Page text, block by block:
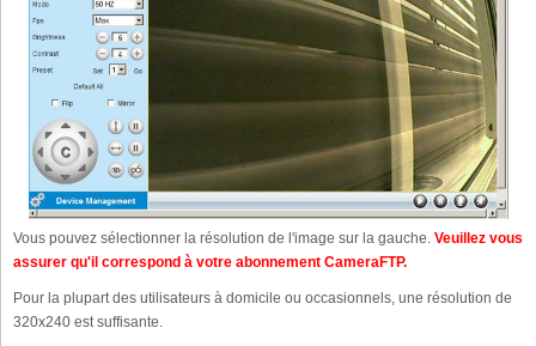
Vous pouvez sélectionner la résolution de l'image sur la gauche. Veuillez vous
assurer qu'il correspond à votre abonnement CameraFTP.
Pour la plupart des utilisateurs à domicile ou occasionnels, une résolution de
320x240 est suffisante.